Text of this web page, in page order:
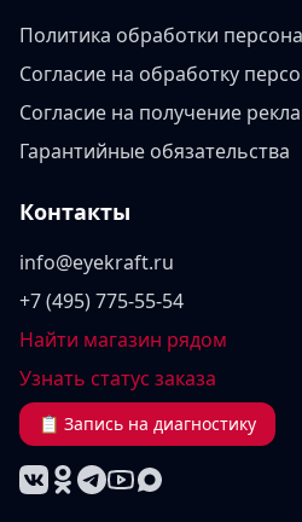
Политика обработки
Согласие на обработку
Согласие на получение
Гарантийные обязательства
Контакты
info@eyekraft.ru
+7 (495) 775-55-54
Найти магазин рядом
Узнать статус заказа
📋 Запись на диагностику